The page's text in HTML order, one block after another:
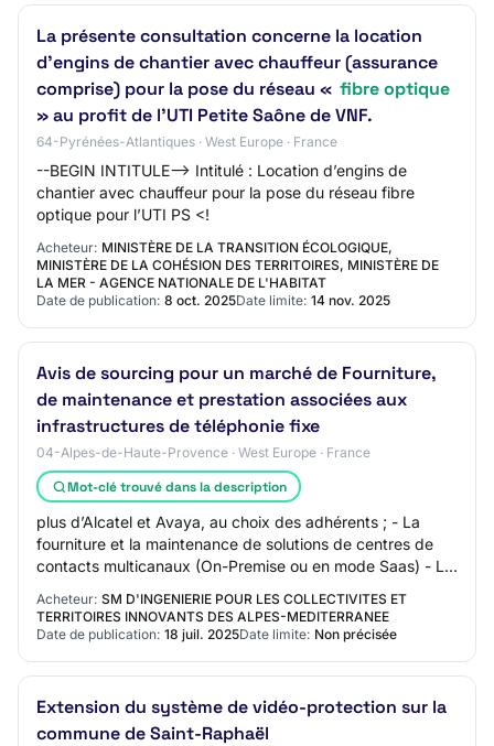
La présente consultation concerne la location
d’engins de chantier avec chauffeur (assurance
comprise) pour la pose du réseau « fibre optique
» au profit de l’UTI Petite Saône de VNF.
64-Pyrénées-Atlantiques · West Europe · France
--BEGIN INTITULE--> Intitulé : Location d’engins de
chantier avec chauffeur pour la pose du réseau fibre
optique pour l’UTI PS <!
Acheteur: MINISTÈRE DE LA TRANSITION ÉCOLOGIQUE,
MINISTÈRE DE LA COHÉSION DES TERRITOIRES, MINISTÈRE DE
LA MER - AGENCE NATIONALE DE L'HABITAT
Date de publication: 8 oct. 2025Date limite: 14 nov. 2025
Avis de sourcing pour un marché de Fourniture,
de maintenance et prestation associées aux
infrastructures de téléphonie fixe
04-Alpes-de-Haute-Provence · West Europe · France
Mot-clé trouvé dans la description
plus d’Alcatel et Avaya, au choix des adhérents ; - La
fourniture et la maintenance de solutions de centres de
contacts multicanaux (On-Premise ou en mode Saas) - La
Acheteur: SM D'INGENIERIE POUR LES COLLECTIVITES ET
TERRITOIRES INNOVANTS DES ALPES-MEDITERRANEE
Date de publication: 18 juil. 2025Date limite: Non précisée
Extension du système de vidéo-protection sur la
commune de Saint-Raphaël